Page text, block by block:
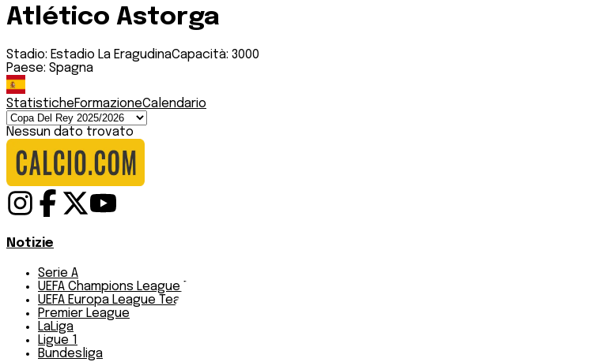
Atlético Astorga
Stadio: Estadio La EragudinaCapacità: 3000
Paese: Spagna
StatisticheFormazioneCalendario
Nessun dato trovato
Notizie
Serie A
UEFA Champions League Teams
UEFA Europa League Teams
Premier League
LaLiga
Ligue 1
Bundesliga